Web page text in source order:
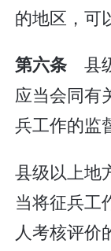
的地区，可
第六条 县
应当会同有
兵工作的监
县级以上地
当将征兵工
人考核评价